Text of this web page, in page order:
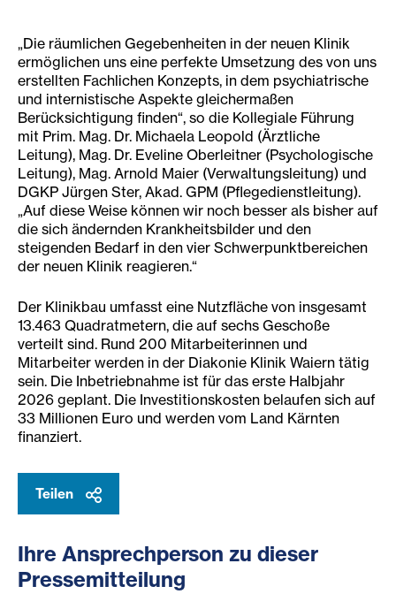
„Die räumlichen Gegebenheiten in der neuen Klinik
ermöglichen uns eine perfekte Umsetzung des von uns
erstellten Fachlichen Konzepts, in dem psychiatrische
und internistische Aspekte gleichermaßen
Berücksichtigung finden“, so die Kollegiale Führung
mit Prim. Mag. Dr. Michaela Leopold (Ärztliche
Leitung), Mag. Dr. Eveline Oberleitner (Psychologische
Leitung), Mag. Arnold Maier (Verwaltungsleitung) und
DGKP Jürgen Ster, Akad. GPM (Pflegedienstleitung).
„Auf diese Weise können wir noch besser als bisher auf
die sich ändernden Krankheitsbilder und den
steigenden Bedarf in den vier Schwerpunktbereichen
der neuen Klinik reagieren.“
Der Klinikbau umfasst eine Nutzfläche von insgesamt
13.463 Quadratmetern, die auf sechs Geschoße
verteilt sind. Rund 200 Mitarbeiterinnen und
Mitarbeiter werden in der Diakonie Klinik Waiern tätig
sein. Die Inbetriebnahme ist für das erste Halbjahr
2026 geplant. Die Investitionskosten belaufen sich auf
33 Millionen Euro und werden vom Land Kärnten
finanziert.
Teilen
Ihre Ansprechperson zu dieser
Pressemitteilung